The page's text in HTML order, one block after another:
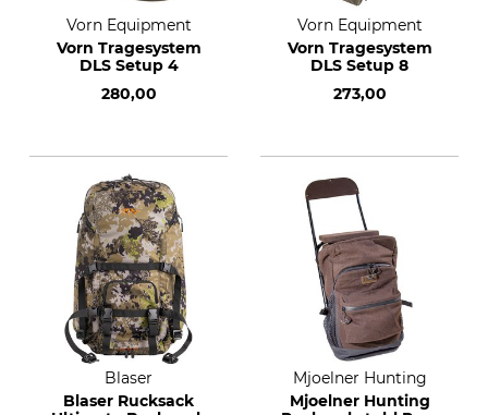
Vorn Equipment
Vorn Tragesystem
DLS Setup 4
280,00
Vorn Equipment
Vorn Tragesystem
DLS Setup 8
273,00
Blaser
Blaser Rucksack
Mjoelner Hunting
Mjoelner Hunting